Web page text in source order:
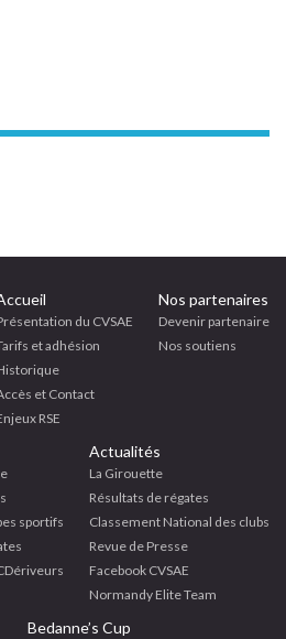
du CVSAE
et adhésion
et Contact
RSE
Nos partenaires
Devenir partenaire
Nos soutiens
sportifs
Actualités
La Girouette
Résultats de régates
Classement National des clubs
Revue de Presse
Facebook CVSAE
Normandy Elite Team
Bedanne’s Cup